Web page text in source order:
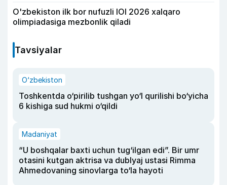
O'zbekiston ilk bor nufuzli IOI 2026 xalqaro
olimpiadasiga mezbonlik qiladi
Tavsiyalar
O‘zbekiston
Toshkentda o‘pirilib tushgan yo‘l qurilishi bo‘yicha
6 kishiga sud hukmi o‘qildi
Madaniyat
“U boshqalar baxti uchun tug‘ilgan edi”. Bir umr
otasini kutgan aktrisa va dublyaj ustasi Rimma
Ahmedovaning sinovlarga to‘la hayoti